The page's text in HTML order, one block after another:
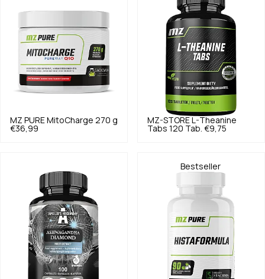
MZ PURE MitoCharge 270 g
€36,99
MZ-STORE L-Theanine
Tabs 120 Tab. €9,75
Bestseller